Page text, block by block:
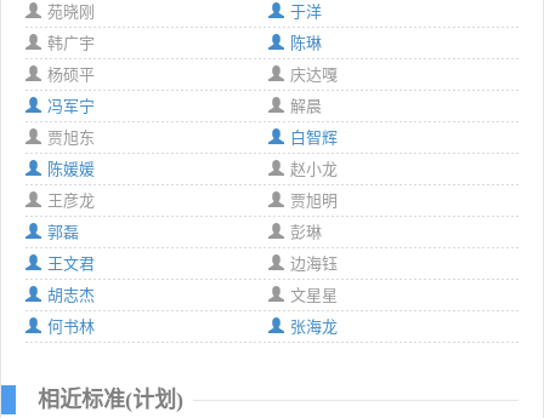
苑晓刚
于洋
韩广宇
陈琳
杨硕平
庆达嘎
冯军宁
解晨
贾旭东
白智辉
陈媛媛
赵小龙
王彦龙
贾旭明
郭磊
彭琳
王文君
边海钰
胡志杰
文星星
何书林
张海龙
相近标准(计划)